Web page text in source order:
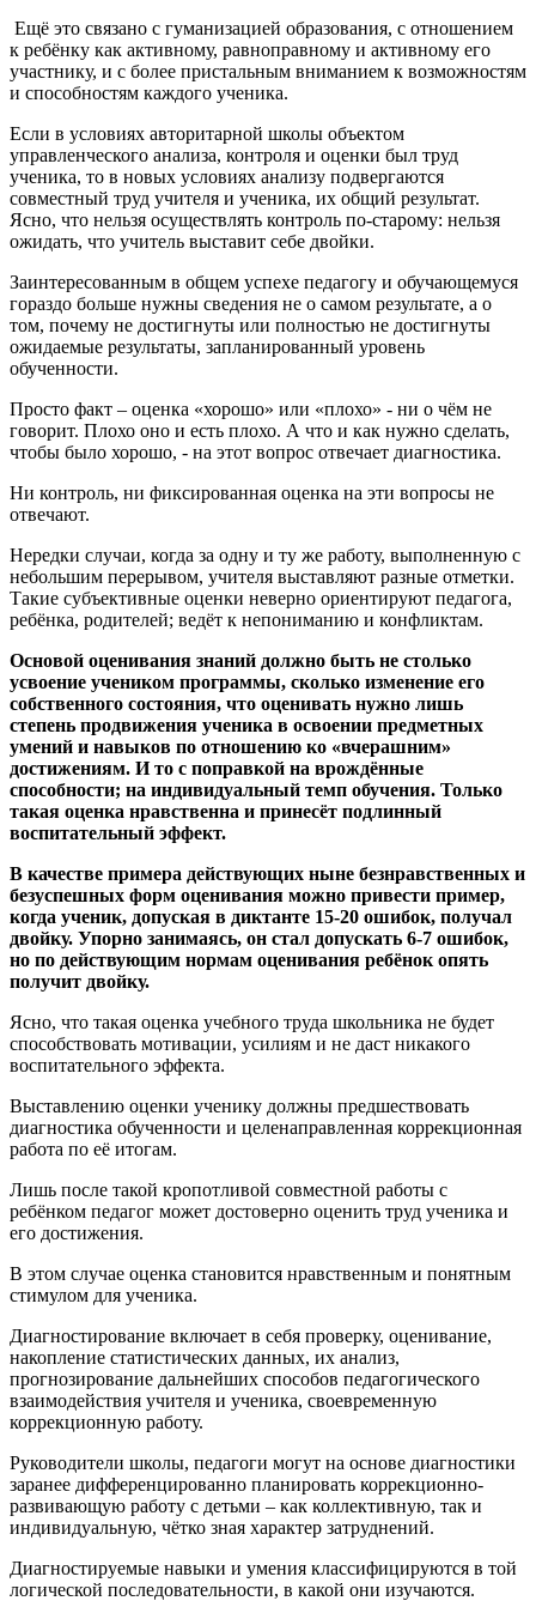
Ещё это связано с гуманизацией образования, с отношением
к ребёнку как активному, равноправному и активному его
участнику, и с более пристальным вниманием к возможностям
и способностям каждого ученика.
Если в условиях авторитарной школы объектом
управленческого анализа, контроля и оценки был труд
ученика, то в новых условиях анализу подвергаются
совместный труд учителя и ученика, их общий результат.
Ясно, что нельзя осуществлять контроль по-старому: нельзя
ожидать, что учитель выставит себе двойки.
Заинтересованным в общем успехе педагогу и обучающемуся
гораздо больше нужны сведения не о самом результате, а о
том, почему не достигнуты или полностью не достигнуты
ожидаемые результаты, запланированный уровень
обученности.
Просто факт – оценка «хорошо» или «плохо» - ни о чём не
говорит. Плохо оно и есть плохо. А что и как нужно сделать,
чтобы было хорошо, - на этот вопрос отвечает диагностика.
Ни контроль, ни фиксированная оценка на эти вопросы не
отвечают.
Нередки случаи, когда за одну и ту же работу, выполненную с
небольшим перерывом, учителя выставляют разные отметки.
Такие субъективные оценки неверно ориентируют педагога,
ребёнка, родителей; ведёт к непониманию и конфликтам.
Основой оценивания знаний должно быть не столько
усвоение учеником программы, сколько изменение его
собственного состояния, что оценивать нужно лишь
степень продвижения ученика в освоении предметных
умений и навыков по отношению ко «вчерашним»
достижениям. И то с поправкой на врождённые
способности; на индивидуальный темп обучения. Только
такая оценка нравственна и принесёт подлинный
воспитательный эффект.
В качестве примера действующих ныне безнравственных и
безуспешных форм оценивания можно привести пример,
когда ученик, допуская в диктанте 15-20 ошибок, получал
двойку. Упорно занимаясь, он стал допускать 6-7 ошибок,
но по действующим нормам оценивания ребёнок опять
получит двойку.
Ясно, что такая оценка учебного труда школьника не будет
способствовать мотивации, усилиям и не даст никакого
воспитательного эффекта.
Выставлению оценки ученику должны предшествовать
диагностика обученности и целенаправленная коррекционная
работа по её итогам.
Лишь после такой кропотливой совместной работы с
ребёнком педагог может достоверно оценить труд ученика и
его достижения.
В этом случае оценка становится нравственным и понятным
стимулом для ученика.
Диагностирование включает в себя проверку, оценивание,
накопление статистических данных, их анализ,
прогнозирование дальнейших способов педагогического
взаимодействия учителя и ученика, своевременную
коррекционную работу.
Руководители школы, педагоги могут на основе диагностики
заранее дифференцированно планировать коррекционно-
развивающую работу с детьми – как коллективную, так и
индивидуальную, чётко зная характер затруднений.
Диагностируемые навыки и умения классифицируются в той
логической последовательности, в какой они изучаются.